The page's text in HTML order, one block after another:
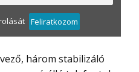
Feliratkozom